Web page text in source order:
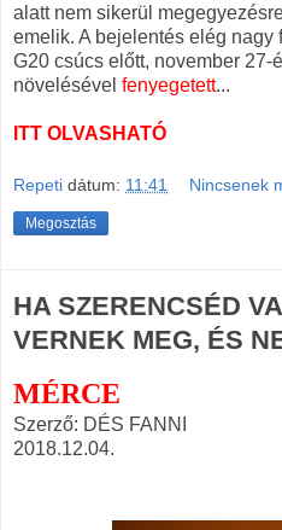
alatt nem sikerül
emelik. A bejelentés elég nagy
G20 csúcs előtt, november 27-
növelésével fenyegetett...
ITT OLVASHATÓ
Repeti dátum: 11:41 Nincsenek
Megosztás
HA SZERENCSÉD
VERNEK MEG, ÉS
MÉRCE
Szerző: DÉS FANNI
2018.12.04.